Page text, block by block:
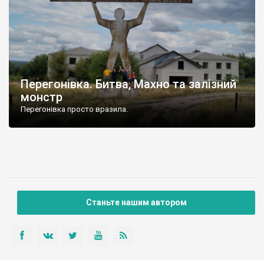
Перегонівка. Битва, Махно та залізний
монстр
Перегонівка просто вразила.
Станьте нашим автором